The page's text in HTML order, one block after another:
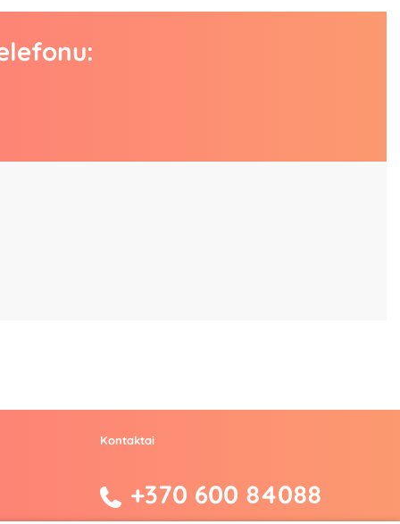
Kontaktai
+370 600 84088